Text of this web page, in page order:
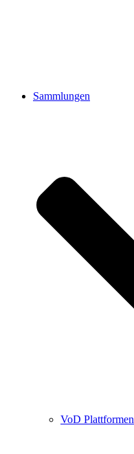
Sammlungen
VoD Plattformen